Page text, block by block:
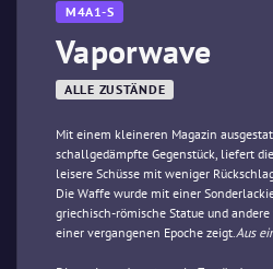
M4A1-S
Vaporwave
ALLE ZUSTÄNDE
Mit einem kleineren Magazin
schallgedämpfte Gegenstück, liefert
leisere Schüsse mit weniger
Die Waffe wurde mit einer
griechisch-römische Statue und
einer vergangenen Epoche zeigt.Aus